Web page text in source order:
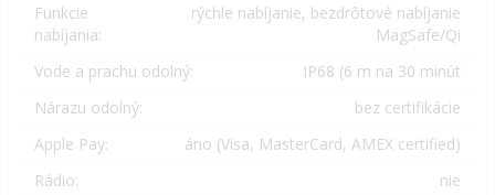
Funkcie
nabíjania:
rýchle nabíjanie, bezdrôtové nabíjanie
MagSafe/Qi
Vode a prachu odolný:
IP68 (6 m na 30 minút
Nárazu odolný:
bez certifikácie
Apple Pay:
áno (Visa, MasterCard, AMEX certified)
Rádio:
nie